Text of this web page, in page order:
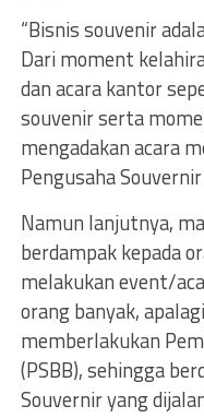
“Bisnis souvenir
Dari moment
dan acara kantor
souvenir serta
mengadakan acara
Pengusaha
Namun lanjutnya,
berdampak kepada
melakukan event/
orang banyak,
memberlakukan
(PSBB), sehingga
Souvernir yang